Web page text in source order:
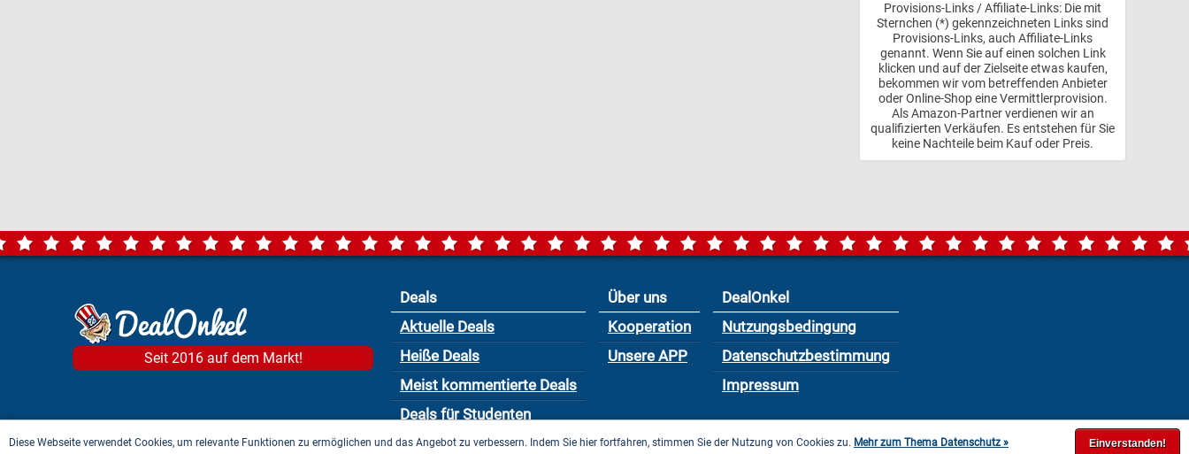
Provisions-Links / Affiliate-Links: Die mit
Sternchen (*) gekennzeichneten Links sind
Provisions-Links, auch Affiliate-Links
genannt. Wenn Sie auf einen solchen Link
klicken und auf der Zielseite etwas kaufen,
bekommen wir vom betreffenden Anbieter
oder Online-Shop eine Vermittlerprovision.
Als Amazon-Partner verdienen wir an
qualifizierten Verkäufen. Es entstehen für Sie
keine Nachteile beim Kauf oder Preis.
Seit 2016 auf dem Markt!
Deals
Aktuelle Deals
Heiße Deals
Meist kommentierte Deals
Deals für Studenten
Über uns
Kooperation
Unsere APP
DealOnkel
Nutzungsbedingung
Datenschutzbestimmung
Impressum
Diese Webseite verwendet Cookies, um relevante Funktionen zu ermöglichen und das Angebot zu verbessern. Indem Sie hier fortfahren, stimmen Sie der Nutzung von Cookies zu. Mehr zum Thema Datenschutz »